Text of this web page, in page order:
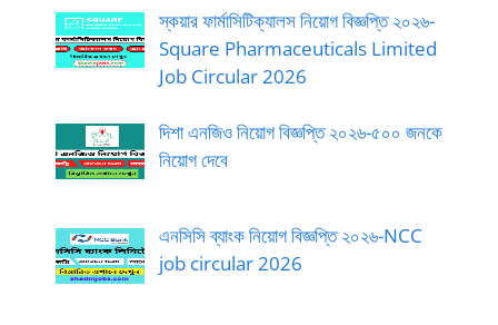
স্কয়ার ফার্মাসিটিক্যালস নিয়োগ বিজ্ঞপ্তি ২০২৬-
Square Pharmaceuticals Limited
Job Circular 2026
দিশা এনজিও নিয়োগ বিজ্ঞপ্তি ২০২৬-৫০০ জনকে
নিয়োগ দেবে
এনসিসি ব্যাংক নিয়োগ বিজ্ঞপ্তি ২০২৬-NCC
job circular 2026